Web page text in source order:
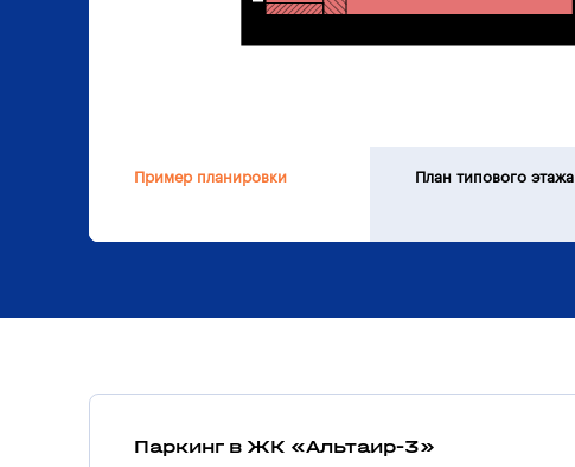
Пример планировки План типового этажа
Паркинг в ЖК «Альтаир-3»